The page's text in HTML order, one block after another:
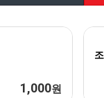
1,000원